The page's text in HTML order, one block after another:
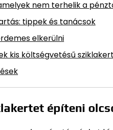
nem terhelik a
tippek és tanácsok
elkerülni
kis költségvetésű
építeni